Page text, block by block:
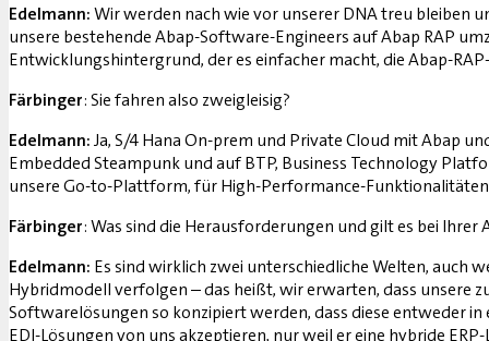
Edelmann:Wir werden nach wie vor unserer DNA treu bleiben
unsere bestehende Abap-Software-Engineers auf Abap RAP
Entwicklungs­hintergrund, der es einfacher macht, die Abap-
Färbinger: Sie fahren also zweigleisig?
Edelmann:Ja, S/4 Hana On-prem und Pri­vate Cloud mit Abap
Embedded Steampunk und auf BTP, Business Technology
unsere Go-to-Plattform, für High-Performance-
Färbinger: Was sind die Herausforderungen und gilt es bei
Edelmann: Es sind wirklich zwei unterschiedliche Welten, auch
Hybridmodell verfolgen – das heißt, wir erwarten, dass unsere
Softwarelösungen so konzipiert werden, dass diese entweder
EDI-Lösungen von uns akzeptieren, nur weil er eine hybride